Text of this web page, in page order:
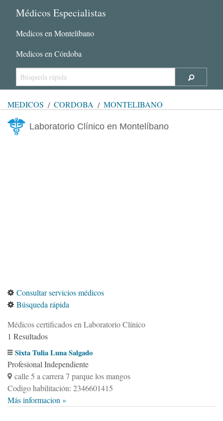
Médicos Especialistas
Medicos en Montelíbano
Medicos en Córdoba
MÉDICOS CÓRDOBA MONTELÍBANO
Laboratorio Clínico en Montelíbano
Consultar servicios médicos
Búsqueda rápida
Médicos certificados en Laboratorio Clínico
1 Resultados
Sixta Tulia Luna Salgado
Profesional Independiente
calle 5 a carrera 7 parque los mangos
Codigo habilitación: 2346601415
Más informacion »